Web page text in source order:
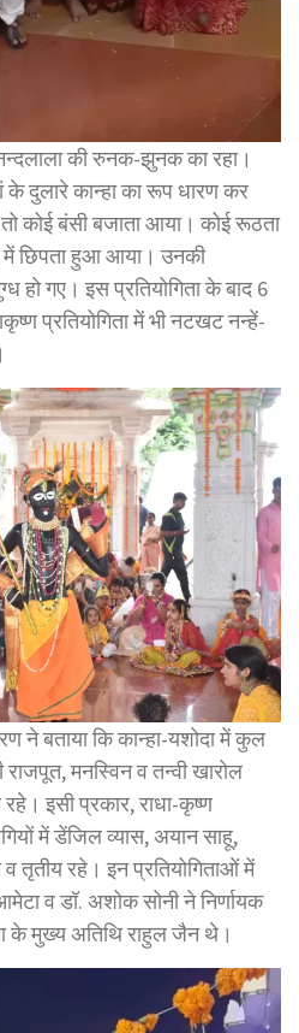
की रुनक-झुनक का रहा।
के दुलारे कान्हा का रूप धारण कर
कोई बंसी बजाता आया। कोई रूठता
छिपता हुआ आया। उनकी
हो गए। इस प्रतियोगिता के बाद 6
प्रतियोगिता में भी नटखट नन्हें-
ने बताया कि कान्हा-यशोदा में कुल
राजपूत, मनस्विन व तन्वी खारोल
इसी प्रकार, राधा-कृष्ण
में डेंजिल व्यास, अयान साहू,
व तृतीय रहे। इन प्रतियोगिताओं में
व डॉ. अशोक सोनी ने निर्णायक
के मुख्य अतिथि राहुल जैन थे।